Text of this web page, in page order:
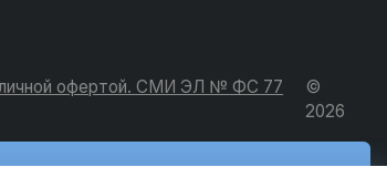
офертой. СМИ ЭЛ № ФС 77
©
2026